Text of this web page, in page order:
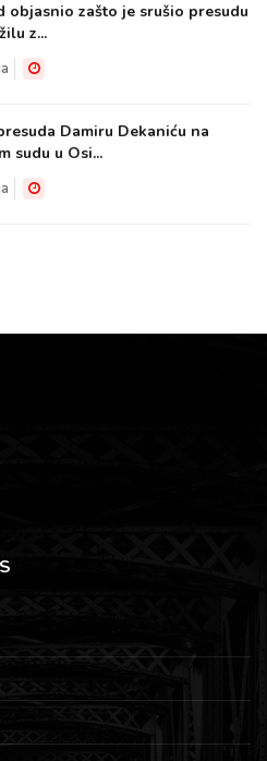
objasnio zašto je srušio presudu
z...
Damiru Dekaniću na
sudu u Osi...